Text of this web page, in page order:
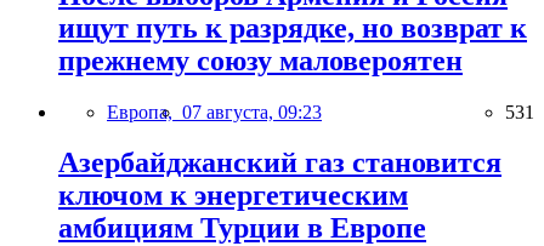
ищут путь к разрядке, но возврат к
прежнему союзу маловероятен
Европа, 07 августа, 09:23 531
Азербайджанский газ становится
ключом к энергетическим
амбициям Турции в Европе